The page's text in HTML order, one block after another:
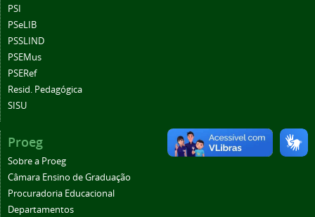
PSI
PSeLIB
PSSLIND
PSEMus
PSERef
Resid. Pedagógica
SISU
Proeg
Sobre a Proeg
Câmara Ensino de Graduação
Procuradoria Educacional
Departamentos